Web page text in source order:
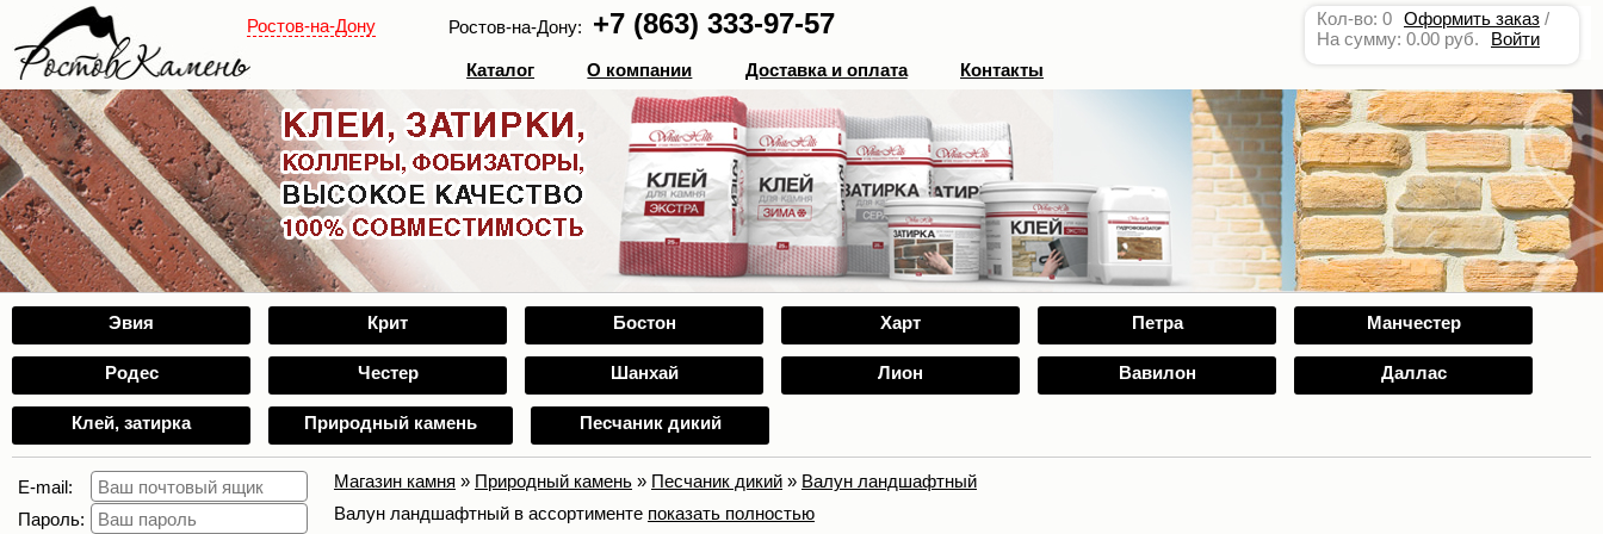
Ростов-на-Дону Ростов-на-Дону: +7 (863) 333-97-57
Кол-во: 0
На сумму: 0.00 руб.
Оформить заказ /
Войти
Каталог
О компании Доставка и оплата Контакты
Эвия Крит Бостон Харт Петра Манчестер
Родес Честер Шанхай Лион Вавилон Даллас
Клей, затирка Природный камень Песчаник дикий
E-mail:
Пароль:
Магазин камня » Природный камень » Песчаник дикий » Валун ландшафтный
Валун ландшафтный в ассортименте показать полностью